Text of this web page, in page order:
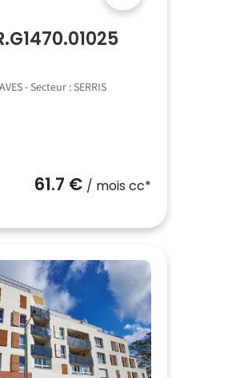
- Secteur : SERRIS
61.7 € / mois cc*